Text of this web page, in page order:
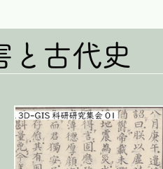
害と古代史